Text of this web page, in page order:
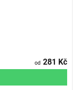
od 281 Kč